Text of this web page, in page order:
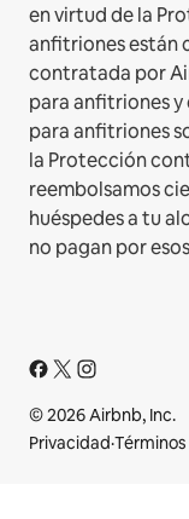
en virtud de la
anfitriones están
contratada por
para anfitriones y
para anfitriones
la Protección
reembolsamos
huéspedes a tu
no pagan por
© 2026 Airbnb, Inc.
Privacidad·Términos